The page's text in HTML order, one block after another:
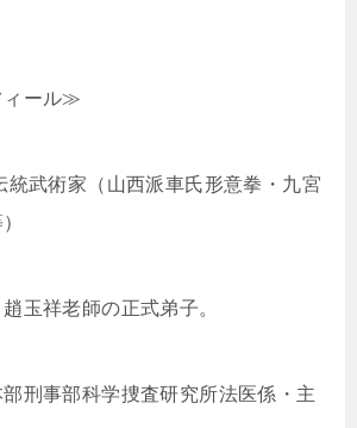
ィール≫
統武術家（山西派車氏形意拳・九宮
玉祥老師の正式弟子。
刑事部科学捜査研究所法医係・主